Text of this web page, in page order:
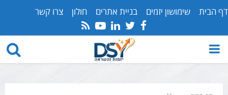
דף הבית שימושון יזמים בניית אתרים חולון צרו קשר
Facebook
Twitter
Linkedin
Youtube
Rss
PRIMARY